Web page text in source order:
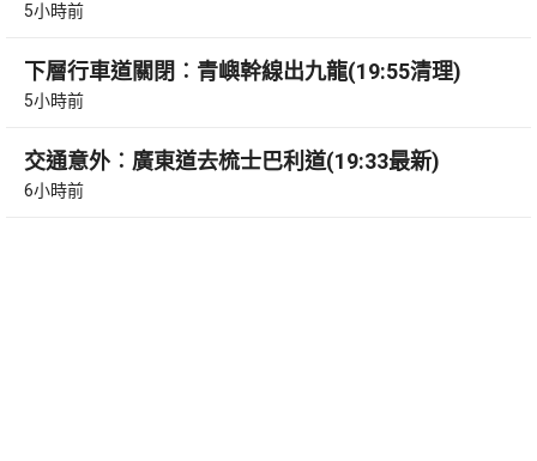
5小時前
下層行車道關閉︰青嶼幹線出九龍(19:55清理)
5小時前
交通意外︰廣東道去梳士巴利道(19:33最新)
6小時前